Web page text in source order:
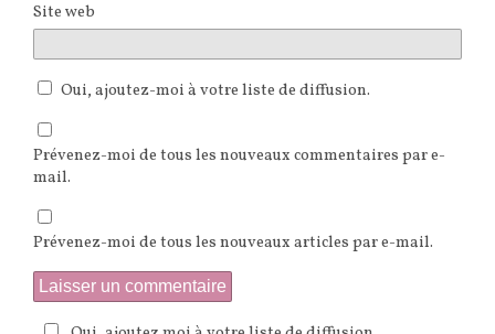
Site web
Oui, ajoutez-moi à votre liste de diffusion.
Prévenez-moi de tous les nouveaux commentaires par e-
mail.
Prévenez-moi de tous les nouveaux articles par e-mail.